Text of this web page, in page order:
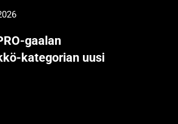
gaalan
kategorian uusi